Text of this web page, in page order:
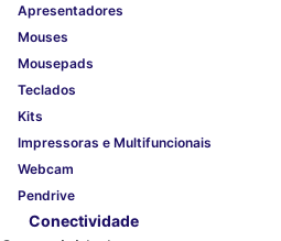
Apresentadores
Mouses
Mousepads
Teclados
Kits
Impressoras e Multifuncionais
Webcam
Pendrive
Conectividade